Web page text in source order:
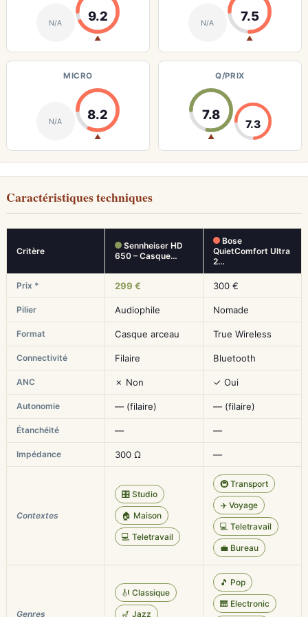
N/A 9.2
▲
N/A 7.5
▲
MICRO
N/A 8.2
▲
Q/PRIX
7.8
▲
7.3
Caractéristiques techniques
Critère
Sennheiser HD
650 – Casque…
Bose
QuietComfort Ultra
2…
Prix * 299 € 300 €
Pilier Audiophile Nomade
Format Casque arceau True Wireless
Connectivité Filaire Bluetooth
ANC ✗ Non ✓ Oui
Autonomie — (filaire) — (filaire)
Étanchéité — —
Impédance 300 Ω —
Contextes
🎛️ Studio
🏠 Maison
💻 Teletravail
🚇 Transport
✈️ Voyage
💻 Teletravail
💼 Bureau
Genres
🎻 Classique
🎷 Jazz
🎵 Pop
🎹 Electronic